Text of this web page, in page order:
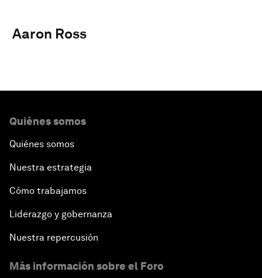
Aaron Ross
Quiénes somos
Quiénes somos
Nuestra estrategia
Cómo trabajamos
Liderazgo y gobernanza
Nuestra repercusión
Más información sobre el Foro